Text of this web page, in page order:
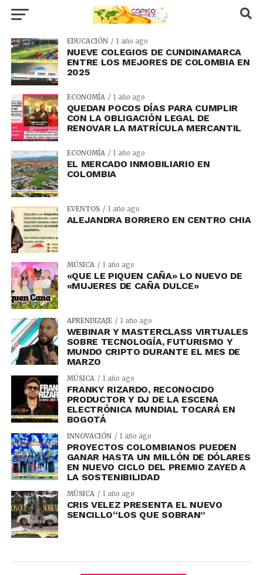
EDUCACIÓN 1 año ago
NUEVE COLEGIOS DE CUNDINAMARCA
ENTRE LOS MEJORES DE COLOMBIA EN
2025
ECONOMÍA 1 año ago
QUEDAN POCOS DÍAS PARA CUMPLIR
CON LA OBLIGACIÓN LEGAL DE
RENOVAR LA MATRÍCULA MERCANTIL
ECONOMÍA 1 año ago
EL MERCADO INMOBILIARIO EN
COLOMBIA
EVENTOS 1 año ago
ALEJANDRA BORRERO EN CENTRO CHIA
MÚSICA 1 año ago
«QUE LE PIQUEN CAÑA» LO NUEVO DE
«MUJERES DE CAÑA DULCE»
APRENDIZAJE 1 año ago
WEBINAR Y MASTERCLASS VIRTUALES
SOBRE TECNOLOGÍA, FUTURISMO Y
MUNDO CRIPTO DURANTE EL MES DE
MARZO
MÚSICA 1 año ago
FRANKY RIZARDO, RECONOCIDO
PRODUCTOR Y DJ DE LA ESCENA
ELECTRÓNICA MUNDIAL TOCARÁ EN
BOGOTÁ
INNOVACIÓN 1 año ago
PROYECTOS COLOMBIANOS PUEDEN
GANAR HASTA UN MILLÓN DE DÓLARES
EN NUEVO CICLO DEL PREMIO ZAYED A
LA SOSTENIBILIDAD
MÚSICA 1 año ago
CRIS VELEZ PRESENTA EL NUEVO
SENCILLO“LOS QUE SOBRAN”